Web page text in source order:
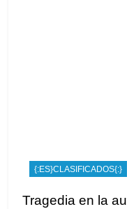
{:ES}CLASIFICADOS{:}
Tragedia en la